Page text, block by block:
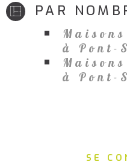
PAR
à Pont-
à Pont-
SE